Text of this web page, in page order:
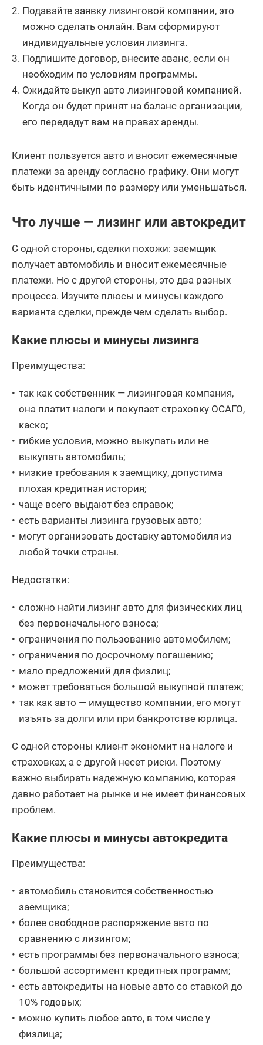
Подавайте заявку лизинговой компании, это
можно сделать онлайн. Вам сформируют
индивидуальные условия лизинга.
Подпишите договор, внесите аванс, если он
необходим по условиям программы.
Ожидайте выкуп авто лизинговой компанией.
Когда он будет принят на баланс организации,
его передадут вам на правах аренды.
Клиент пользуется авто и вносит ежемесячные
платежи за аренду согласно графику. Они могут
быть идентичными по размеру или уменьшаться.
Что лучше — лизинг или автокредит
С одной стороны, сделки похожи: заемщик
получает автомобиль и вносит ежемесячные
платежи. Но с другой стороны, это два разных
процесса. Изучите плюсы и минусы каждого
варианта сделки, прежде чем сделать выбор.
Какие плюсы и минусы лизинга
Преимущества:
так как собственник — лизинговая компания,
она платит налоги и покупает страховку ОСАГО,
каско;
гибкие условия, можно выкупать или не
выкупать автомобиль;
низкие требования к заемщику, допустима
плохая кредитная история;
чаще всего выдают без справок;
есть варианты лизинга грузовых авто;
могут организовать доставку автомобиля из
любой точки страны.
Недостатки:
сложно найти лизинг авто для физических лиц
без первоначального взноса;
ограничения по пользованию автомобилем;
ограничения по досрочному погашению;
мало предложений для физлиц;
может требоваться большой выкупной платеж;
так как авто — имущество компании, его могут
изъять за долги или при банкротстве юрлица.
С одной стороны клиент экономит на налоге и
страховках, а с другой несет риски. Поэтому
важно выбирать надежную компанию, которая
давно работает на рынке и не имеет финансовых
проблем.
Какие плюсы и минусы автокредита
Преимущества:
автомобиль становится собственностью
заемщика;
более свободное распоряжение авто по
сравнению с лизингом;
есть программы без первоначального взноса;
большой ассортимент кредитных программ;
есть автокредиты на новые авто со ставкой до
10% годовых;
можно купить любое авто, в том числе у
физлица;